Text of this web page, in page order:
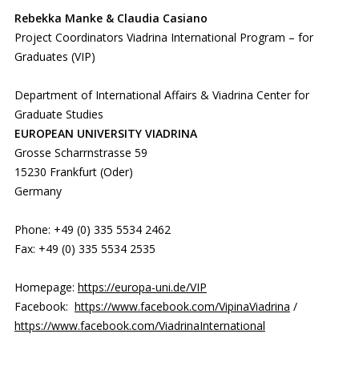
Rebekka Manke & Claudia Casiano
Project Coordinators Viadrina International Program – for
Graduates (VIP)
Department of International Affairs & Viadrina Center for
Graduate Studies
EUROPEAN UNIVERSITY VIADRINA
Grosse Scharrnstrasse 59
15230 Frankfurt (Oder)
Germany
Phone: +49 (0) 335 5534 2462
Fax: +49 (0) 335 5534 2535
Homepage: https://europa-uni.de/VIP
Facebook: https://www.facebook.com/VipinaViadrina /
https://www.facebook.com/ViadrinaInternational